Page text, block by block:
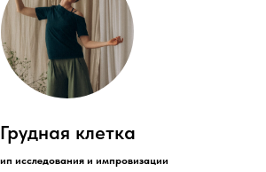
Грудная клетка
исследования и импровизации